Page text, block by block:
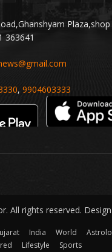
363641
, 9904603333
All rights reserved.
India World
Lifestyle Sports